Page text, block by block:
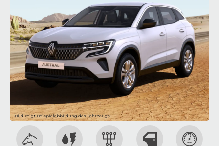
Bild zeigt Beispielabbildung des Fahrzeugs